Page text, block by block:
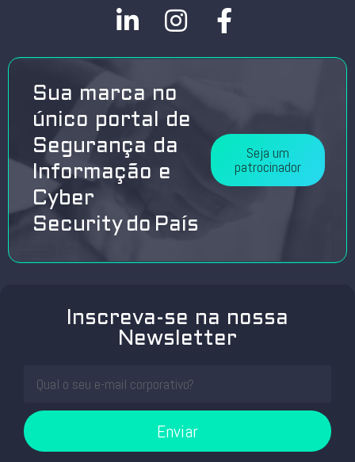
Sua marca no
único portal de
Segurança da
Informação e
Cyber
Security do País
Seja um
patrocinador
Inscreva-se na nossa
Newsletter
Enviar